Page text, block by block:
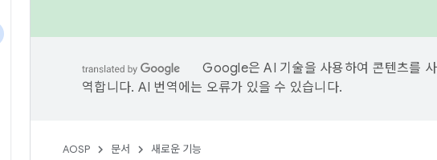
Google은 AI 기술을 사용하여 콘텐츠를
역합니다. AI 번역에는 오류가 있을 수 있습니다.
AOSP 문서 새로운 기능